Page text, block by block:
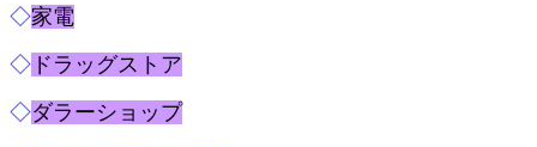
◇家電
◇ ドラッグストア
◇ダラーショップ